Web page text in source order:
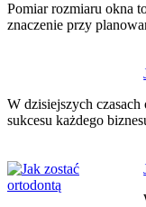
Pomiar rozmiaru okna
znaczenie przy
W dzisiejszych
sukcesu każdego